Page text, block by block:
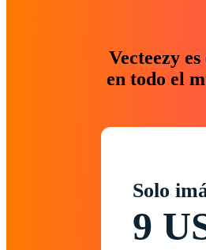
Vecteezy
en todo el
Solo
9